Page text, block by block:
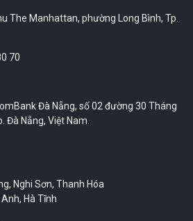
The Manhattan, phường Long Bình, Tp.
70
Đà Nẵng, số 02 đường 30 Tháng
Đà Nẵng, Việt Nam.
Nghi Sơn, Thanh Hóa
Hà Tĩnh